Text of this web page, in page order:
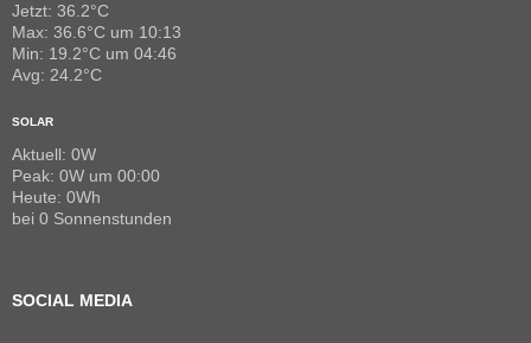
Jetzt: 36.2°C
Max: 36.6°C um 10:13
Min: 19.2°C um 04:46
Avg: 24.2°C
SOLAR
Aktuell: 0W
Peak: 0W um 00:00
Heute: 0Wh
bei 0 Sonnenstunden
SOCIAL MEDIA